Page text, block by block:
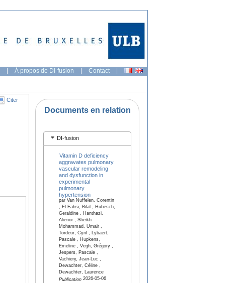
| À propos de DI-fusion | Contact |
Citer
Documents en relation
DI-fusion
Vitamin D deficiency
aggravates pulmonary
vascular remodeling
and dysfunction in
experimental
pulmonary
hypertension
par Van Nuffelen, Corentin
, El Fahsi, Bilal , Hubesch,
Geraldine , Hanthazi,
Alienor , Sheikh
Mohammad, Umair ,
Tordeur, Cyril , Lybaert,
Pascale , Hupkens,
Emeline , Vegh, Grégory ,
Jespers, Pascale ,
Vachiery, Jean-Luc ,
Dewachter, Céline ,
Dewachter, Laurence
Publication2026-05-06